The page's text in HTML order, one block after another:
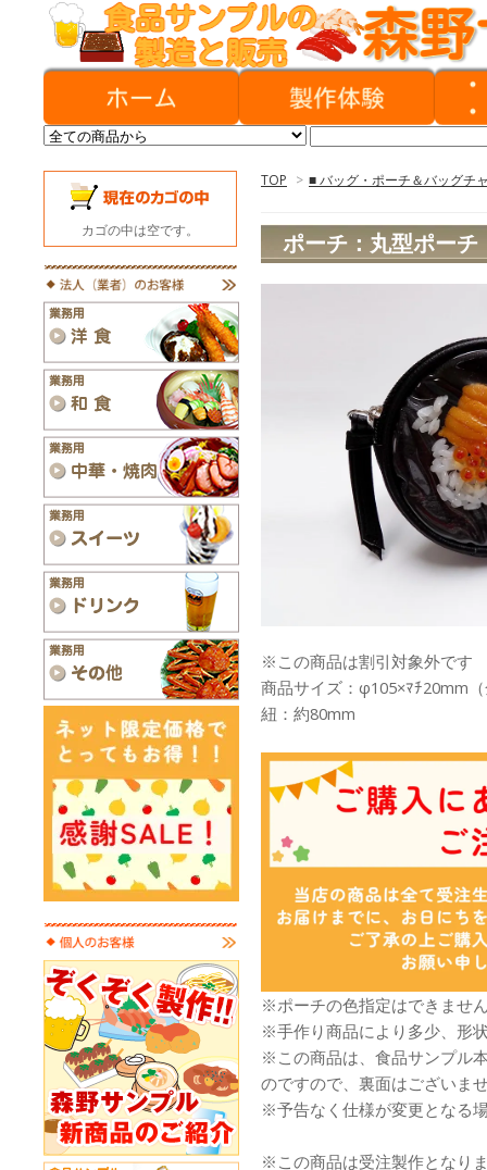
TOP > ■ バッグ・ポーチ＆バッグチ
ポーチ：丸型ポー
※この商品は割引対象外です
商品サイズ：φ105×ﾏﾁ20mm
紐：約80mm
※ポーチの色指定はできませ
※手作り商品により多少、形
※この商品は、食品サンプル
のですので、裏面はございま
※予告なく仕様が変更となる
※この商品は受注製作となり
カゴの中は空です。